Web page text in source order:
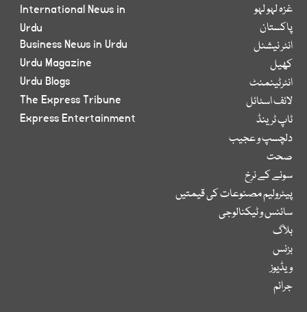
غزہ لہو لہو
پاکستان
انٹر نیشنل
کھیل
انٹرٹینمنٹ
لائف اسٹائل
ٹاپ ٹرینڈ
دلچسپ و عجیب
صحت
سونے کے نرخ
پیٹرولیم مصنوعات کی قیمتیں
سائنس و ٹیکنالوجی
بلاگ
بزنس
ویڈیوز
جرائم
International News in
Urdu
Business News in Urdu
Urdu Magazine
Urdu Blogs
The Express Tribune
Express Entertainment